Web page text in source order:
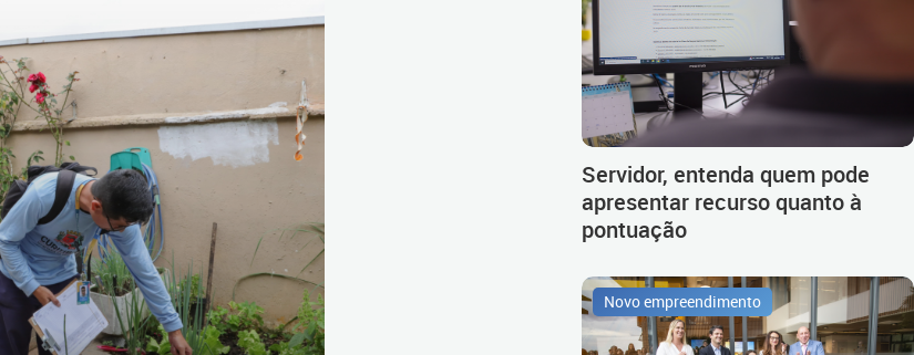
Servidor, entenda quem pode
apresentar recurso quanto à
pontuação
Novo empreendimento